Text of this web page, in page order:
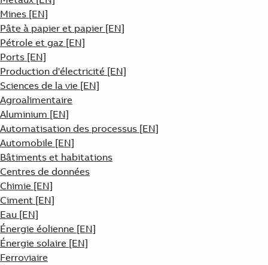
Mines [EN]
Pâte à papier et papier [EN]
Pétrole et gaz [EN]
Ports [EN]
Production d'électricité [EN]
Sciences de la vie [EN]
Agroalimentaire
Aluminium [EN]
Automatisation des processus [EN]
Automobile [EN]
Bâtiments et habitations
Centres de données
Chimie [EN]
Ciment [EN]
Eau [EN]
Énergie éolienne [EN]
Énergie solaire [EN]
Ferroviaire